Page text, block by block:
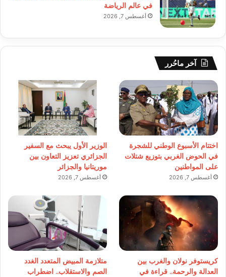
في عالم الرياضة
أغسطس 7, 2026
آخر ماحُرر
اختتام الأسبوع الوطني للشجرة
في الحوض الغربي بتوزيع شتلات
على المواطنين
أغسطس 7, 2026
الوزير الأول يبحث مع السفير
الجزائري تعزيز التعاون بين
موريتانيا والجزائر
أغسطس 7, 2026
كريستوفر نولان والغرب بين
العدالة والرحمة.. قراءة في
متلازمة المبيض المتعدد الغدد
الصم والاستقلاب.. اضطراب